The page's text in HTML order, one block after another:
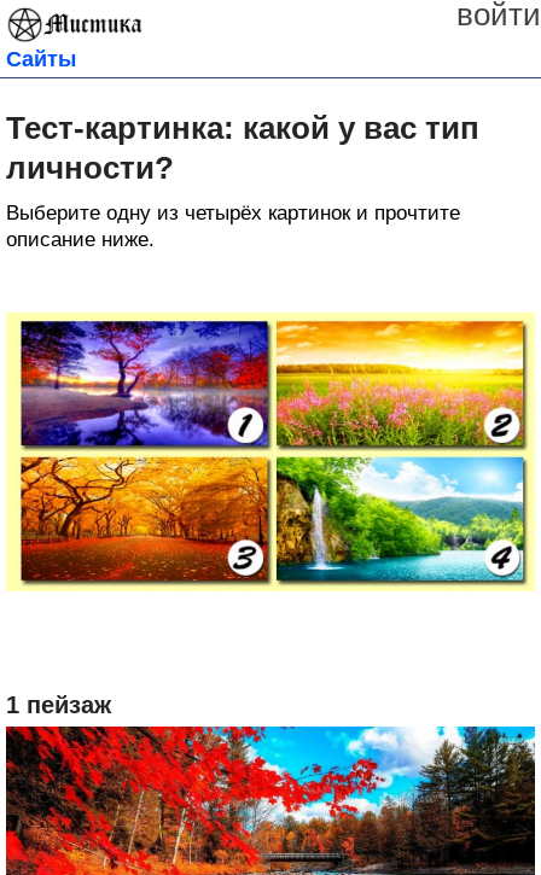
войти
Сайты
Тест-картинка: какой у вас тип
личности?
Выберите одну из четырёх картинок и прочтите
описание ниже.
1 пейзаж